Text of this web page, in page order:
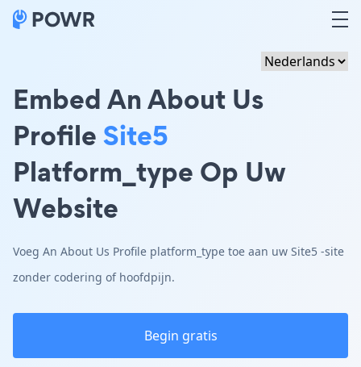
Embed An About Us
ProfileSite5
Platform_type Op Uw
Website
Voeg An About Us Profile platform_type toe aan uw Site5 -site
zonder codering of hoofdpijn.
Begin gratis